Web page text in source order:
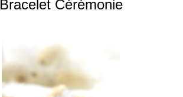
Bracelet Cérémonie